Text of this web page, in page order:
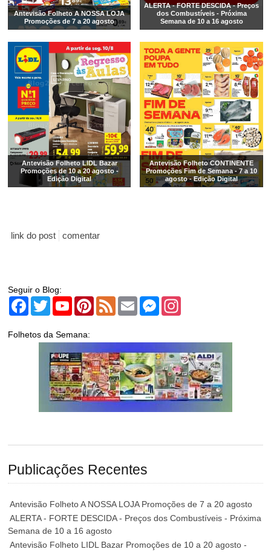
Antevisão Folheto A NOSSA LOJA
Promoções de 7 a 20 agosto
ALERTA - FORTE DESCIDA - Preços
dos Combustíveis - Próxima
Semana de 10 a 16 agosto
Antevisão Folheto LIDL Bazar
Promoções de 10 a 20 agosto -
Edição Digital
Antevisão Folheto CONTINENTE
Promoções Fim de Semana - 7 a 10
agosto - Edição Digital
link do post comentar
Seguir o Blog:
Facebook
TwitterYouTubePinterest
Feed Email Messenger
Folhetos da Semana:
Publicações Recentes
Antevisão Folheto A NOSSA LOJA Promoções de 7 a 20 agosto
ALERTA - FORTE DESCIDA - Preços dos Combustíveis - Próxima
Semana de 10 a 16 agosto
Antevisão Folheto LIDL Bazar Promoções de 10 a 20 agosto -